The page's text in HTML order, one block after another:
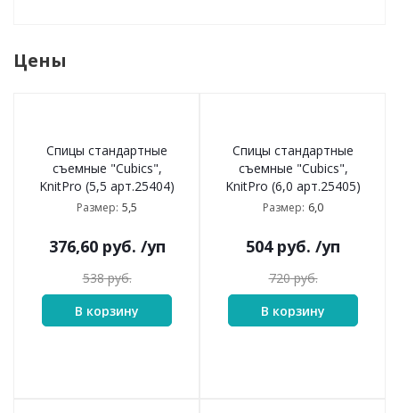
Цены
Спицы стандартные
съемные "Cubics",
KnitPro (5,5 арт.25404)
Размер: 5,5
376,60руб. /уп
538руб.
В корзину
Спицы стандартные
съемные "Cubics",
KnitPro (6,0 арт.25405)
Размер: 6,0
504руб. /уп
720руб.
В корзину